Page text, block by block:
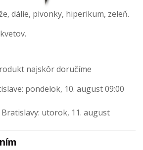
dálie, pivonky, hiperikum, zeleň.
najskôr doručíme
pondelok, 10. august 09:00
utorok, 11. august